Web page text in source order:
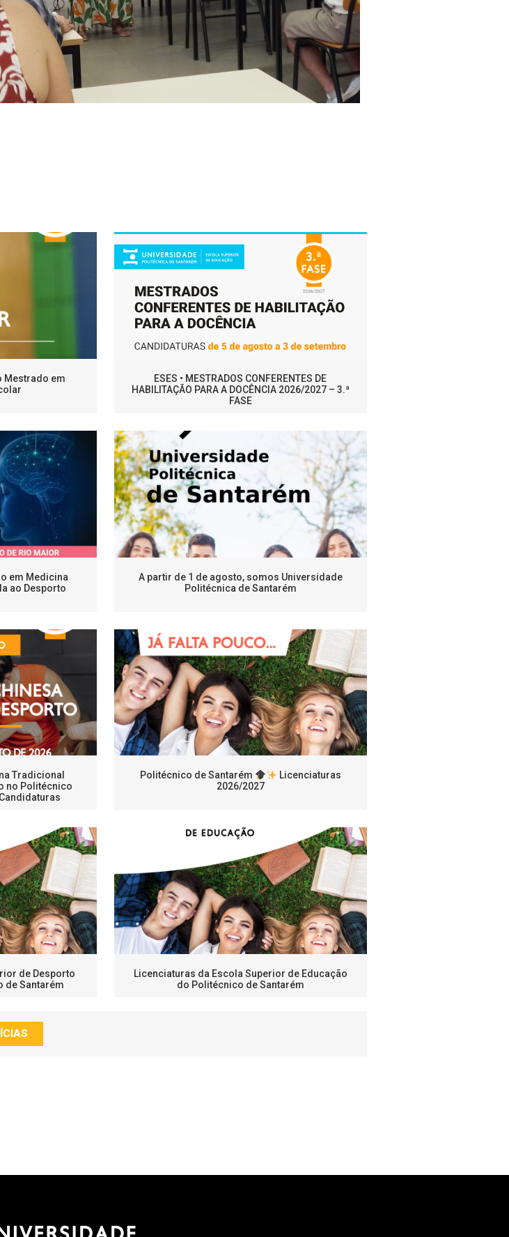
Mestrado em
ESES • MESTRADOS CONFERENTES DE
HABILITAÇÃO PARA A DOCÊNCIA 2026/2027 – 3.ª
FASE
em Medicina
ao Desporto
A partir de 1 de agosto, somos Universidade
Politécnica de Santarém
Tradicional
no Politécnico
Politécnico de Santarém
Licenciaturas
2026/2027
de Desporto
de Santarém
Licenciaturas da Escola Superior de Educação
do Politécnico de Santarém